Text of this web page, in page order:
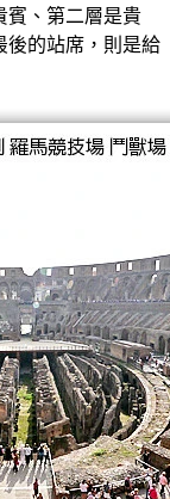
賓、第二層是貴
後的站席，則是給